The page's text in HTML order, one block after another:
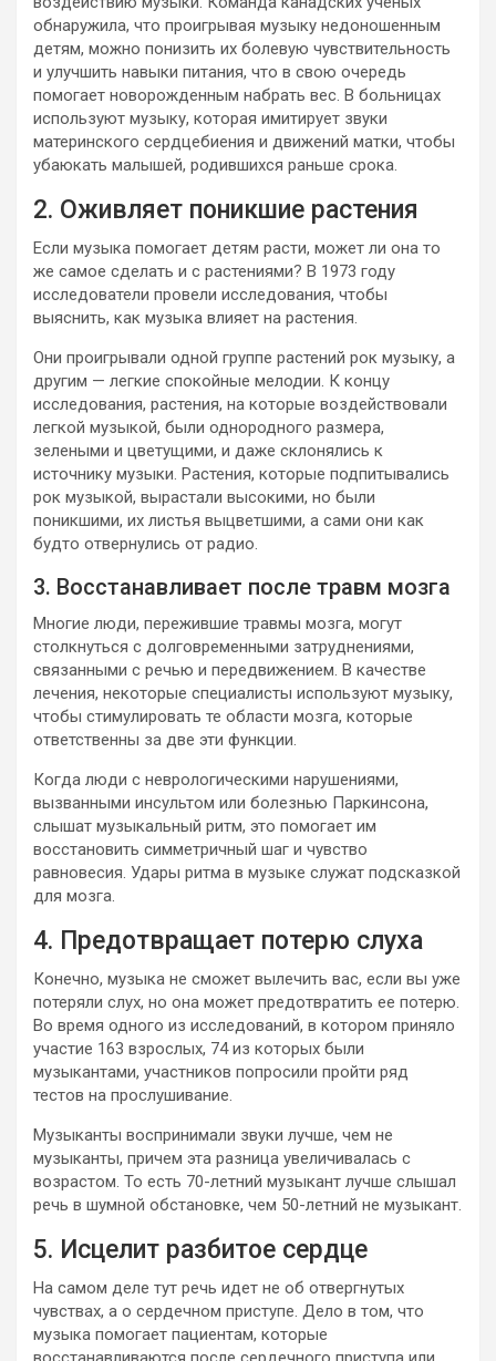
обнаружила, что проигрывая музыку недоношенным
детям, можно понизить их болевую чувствительность
и улучшить навыки питания, что в свою очередь
помогает новорожденным набрать вес. В больницах
используют музыку, которая имитирует звуки
материнского сердцебиения и движений матки, чтобы
убаюкать малышей, родившихся раньше срока.
2. Оживляет поникшие растения
Если музыка помогает детям расти, может ли она то
же самое сделать и с растениями? В 1973 году
исследователи провели исследования, чтобы
выяснить, как музыка влияет на растения.
Они проигрывали одной группе растений рок музыку, а
другим — легкие спокойные мелодии. К концу
исследования, растения, на которые воздействовали
легкой музыкой, были однородного размера,
зелеными и цветущими, и даже склонялись к
источнику музыки. Растения, которые подпитывались
рок музыкой, вырастали высокими, но были
поникшими, их листья выцветшими, а сами они как
будто отвернулись от радио.
3. Восстанавливает после травм мозга
Многие люди, пережившие травмы мозга, могут
столкнуться с долговременными затруднениями,
связанными с речью и передвижением. В качестве
лечения, некоторые специалисты используют музыку,
чтобы стимулировать те области мозга, которые
ответственны за две эти функции.
Когда люди с неврологическими нарушениями,
вызванными инсультом или болезнью Паркинсона,
слышат музыкальный ритм, это помогает им
восстановить симметричный шаг и чувство
равновесия. Удары ритма в музыке служат подсказкой
для мозга.
4. Предотвращает потерю слуха
Конечно, музыка не сможет вылечить вас, если вы уже
потеряли слух, но она может предотвратить ее потерю.
Во время одного из исследований, в котором приняло
участие 163 взрослых, 74 из которых были
музыкантами, участников попросили пройти ряд
тестов на прослушивание.
Музыканты воспринимали звуки лучше, чем не
музыканты, причем эта разница увеличивалась с
возрастом. То есть 70-летний музыкант лучше слышал
речь в шумной обстановке, чем 50-летний не музыкант.
5. Исцелит разбитое сердце
На самом деле тут речь идет не об отвергнутых
чувствах, а о сердечном приступе. Дело в том, что
музыка помогает пациентам, которые